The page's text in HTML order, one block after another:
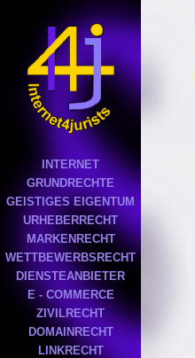
INTERNET
GRUNDRECHTE
GEISTIGES EIGENTUM
URHEBERRECHT
MARKENRECHT
WETTBEWERBSRECHT
DIENSTEANBIETER
E - COMMERCE
ZIVILRECHT
DOMAINRECHT
LINKRECHT